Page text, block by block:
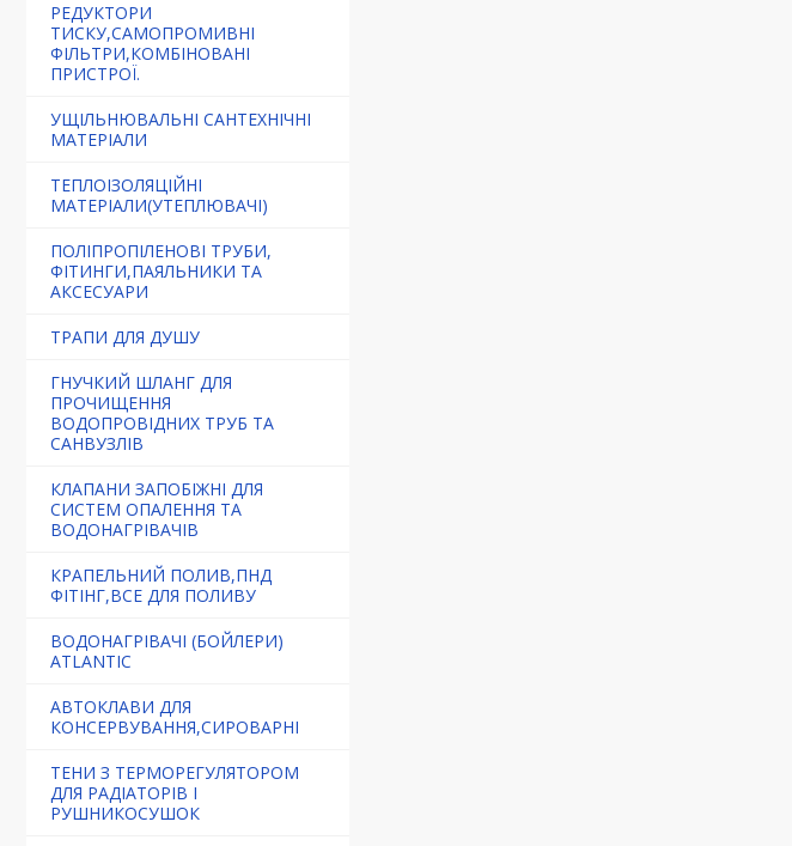
РЕДУКТОРИ
ТИСКУ,САМОПРОМИВНІ
ФІЛЬТРИ,КОМБІНОВАНІ
ПРИСТРОЇ.
УЩІЛЬНЮВАЛЬНІ САНТЕХНІЧНІ
МАТЕРІАЛИ
ТЕПЛОІЗОЛЯЦІЙНІ
МАТЕРІАЛИ(УТЕПЛЮВАЧІ)
ПОЛІПРОПІЛЕНОВІ ТРУБИ,
ФІТИНГИ,ПАЯЛЬНИКИ ТА
АКСЕСУАРИ
ТРАПИ ДЛЯ ДУШУ
ГНУЧКИЙ ШЛАНГ ДЛЯ
ПРОЧИЩЕННЯ
ВОДОПРОВІДНИХ ТРУБ ТА
САНВУЗЛІВ
КЛАПАНИ ЗАПОБІЖНІ ДЛЯ
СИСТЕМ ОПАЛЕННЯ ТА
ВОДОНАГРІВАЧІВ
КРАПЕЛЬНИЙ ПОЛИВ,ПНД
ФІТІНГ,ВСЕ ДЛЯ ПОЛИВУ
ВОДОНАГРІВАЧІ (БОЙЛЕРИ)
ATLANTIC
АВТОКЛАВИ ДЛЯ
КОНСЕРВУВАННЯ,СИРОВАРНІ
ТЕНИ З ТЕРМОРЕГУЛЯТОРОМ
ДЛЯ РАДІАТОРІВ І
РУШНИКОСУШОК